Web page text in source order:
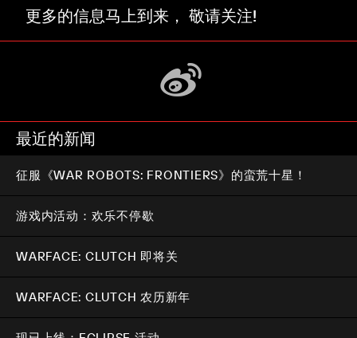
更多的信息马上到来， 敬请关注!
最近的新闻
征服《WAR ROBOTS: FRONTIERS》的蛮荒十星！
游戏内活动：欢乐不停歇
WARFACE: CLUTCH 即将关
WARFACE: CLUTCH 农历新年